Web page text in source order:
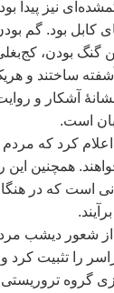
ای نیز پیدا
کابل بود. گم
گنگ بودن، کج
ساختند و
آشکار و
است.
کرد که مردم
همچنین
است که در
از شعور دیشب
را تثبیت کرد و
گروه